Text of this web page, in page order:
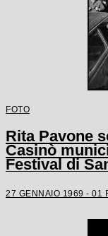
FOTO
Rita Pavone
Casinò
Festival di
27 GENNAIO 1969 - 01